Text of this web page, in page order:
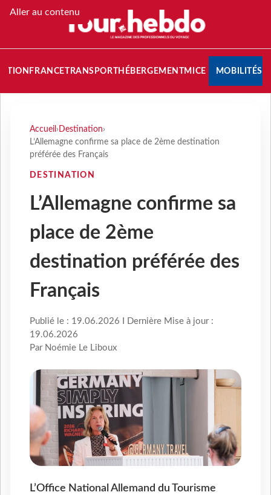
Aller au contenu
FRANCETRANSPORT HÉBERGEMENTMICE MOBILITÉS
Accueil › Destination›
L’Allemagne confirme sa place de 2ème destination
préférée des Français
DESTINATION
L’Allemagne confirme sa
place de 2ème
destination préférée des
Français
Publié le : 19.06.2026 I Dernière Mise à jour :
19.06.2026
Par Noémie Le Liboux
L’Office National Allemand du Tourisme